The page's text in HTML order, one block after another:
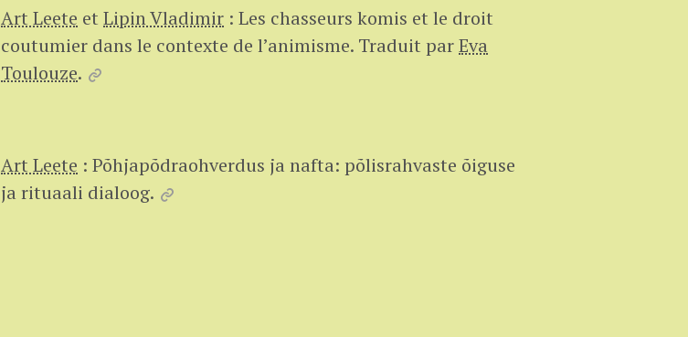
Art Leete et Lipin Vladimir : Les chasseurs komis et le droit
coutumier dans le contexte de l’animisme. Traduit parEva
Toulouze.
Art Leete : Põhjapõdraohverdus ja nafta: põlisrahvaste õiguse
ja rituaali dialoog.